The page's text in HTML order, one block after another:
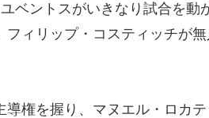
ベントスがいきなり試合を
フィリップ・コスティッチが
導権を握り、マヌエル・ロカ